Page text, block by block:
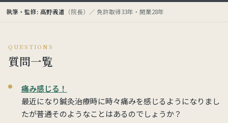
執筆・監修: 高野義道 （院長）／ 免許取得33年・開業28年
QUESTIONS
質問一覧
痛み感じる！
最近になり鍼灸治療時に時々痛みを感じるようになりまし
たが普通そのようなことはあるのでしょうか？